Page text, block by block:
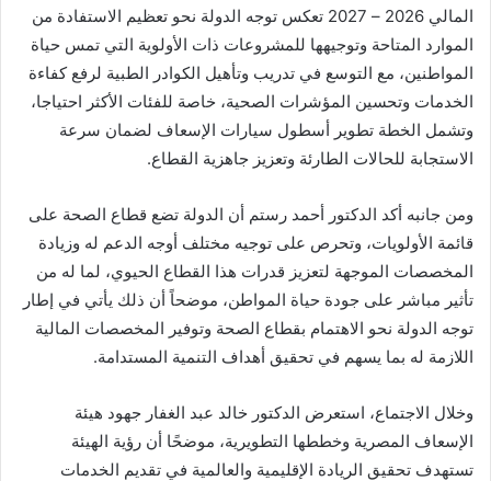
المالي 2026 – 2027 تعكس توجه الدولة نحو تعظيم الاستفادة من
الموارد المتاحة وتوجيهها للمشروعات ذات الأولوية التي تمس حياة
المواطنين، مع التوسع في تدريب وتأهيل الكوادر الطبية لرفع كفاءة
الخدمات وتحسين المؤشرات الصحية، خاصة للفئات الأكثر احتياجا،
وتشمل الخطة تطوير أسطول سيارات الإسعاف لضمان سرعة
الاستجابة للحالات الطارئة وتعزيز جاهزية القطاع.
ومن جانبه أكد الدكتور أحمد رستم أن الدولة تضع قطاع الصحة على
قائمة الأولويات، وتحرص على توجيه مختلف أوجه الدعم له وزيادة
المخصصات الموجهة لتعزيز قدرات هذا القطاع الحيوي، لما له من
تأثير مباشر على جودة حياة المواطن، موضحاً أن ذلك يأتي في إطار
توجه الدولة نحو الاهتمام بقطاع الصحة وتوفير المخصصات المالية
اللازمة له بما يسهم في تحقيق أهداف التنمية المستدامة.
وخلال الاجتماع، استعرض الدكتور خالد عبد الغفار جهود هيئة
الإسعاف المصرية وخططها التطويرية، موضحًا أن رؤية الهيئة
تستهدف تحقيق الريادة الإقليمية والعالمية في تقديم الخدمات